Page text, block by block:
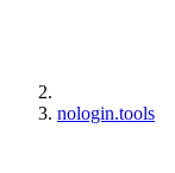
nologin.tools